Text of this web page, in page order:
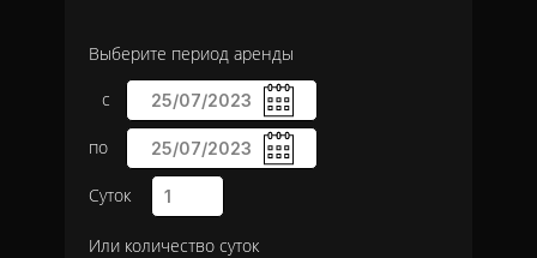
Выберите период аренды
с
по
Суток
Или количество суток